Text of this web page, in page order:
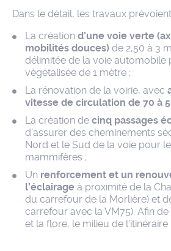
Dans le détail, les travaux
La création d’une voie verte
mobilités douces) de 2,50 à 3
délimitée de la voie automobile
végétalisée de 1 mètre ;
La rénovation de la voirie, avec
vitesse de circulation de 70 à
La création de cinq passages
d’assurer des cheminements
Nord et le Sud de la voie pour
mammifères ;
Un renforcement et un
l’éclairage à proximité de la
du carrefour de la Morlière) et
carrefour avec la VM75). Afin
et la flore, le milieu de